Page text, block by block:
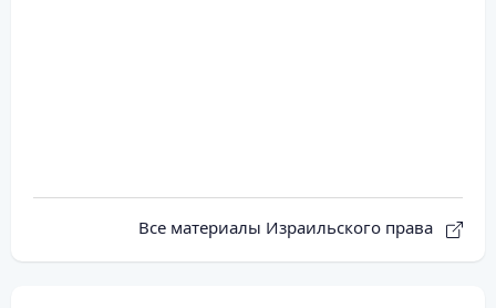
Все материалы Израильского права